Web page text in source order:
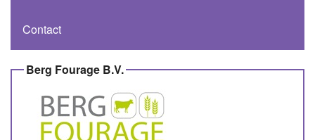
Contact
Berg Fourage B.V.